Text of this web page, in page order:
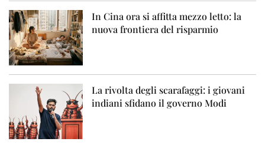
In Cina ora si affitta mezzo letto: la
nuova frontiera del risparmio
La rivolta degli scarafaggi: i giovani
indiani sfidano il governo Modi